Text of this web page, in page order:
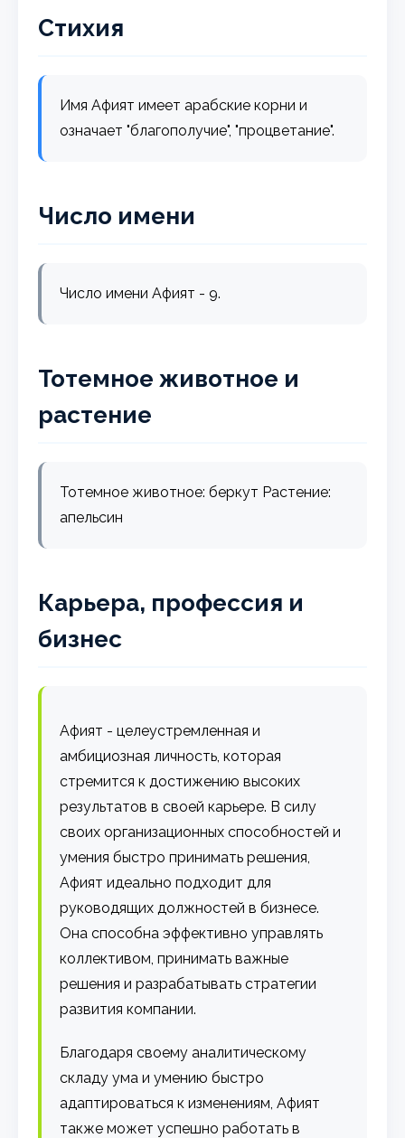
Стихия
Имя Афият имеет арабские корни и
означает "благополучие", "процветание".
Число имени
Число имени Афият - 9.
Тотемное животное и
растение
Тотемное животное: беркут Растение:
апельсин
Карьера, профессия и
бизнес
Афият - целеустремленная и
амбициозная личность, которая
стремится к достижению высоких
результатов в своей карьере. В силу
своих организационных способностей и
умения быстро принимать решения,
Афият идеально подходит для
руководящих должностей в бизнесе.
Она способна эффективно управлять
коллективом, принимать важные
решения и разрабатывать стратегии
развития компании.
Благодаря своему аналитическому
складу ума и умению быстро
адаптироваться к изменениям, Афият
также может успешно работать в